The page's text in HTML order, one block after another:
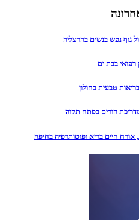
גוף נפש בנשים בהרצליה
רפואי בבת ים
טבעית בחולון
הורים בפתח תקוה
אורח חיים בריא ופוטותרפיה בחיפה